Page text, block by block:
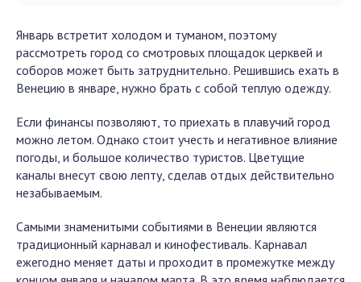
Январь встретит холодом и туманом, поэтому
рассмотреть город со смотровых площадок церквей и
соборов может быть затруднительно. Решившись ехать в
Венецию в январе, нужно брать с собой теплую одежду.
Если финансы позволяют, то приехать в плавучий город
можно летом. Однако стоит учесть и негативное влияние
погоды, и большое количество туристов. Цветущие
каналы внесут свою лепту, сделав отдых действительно
незабываемым.
Самыми знаменитыми событиями в Венеции являются
традиционный карнавал и кинофестиваль. Карнавал
ежегодно меняет даты и проходит в промежутке между